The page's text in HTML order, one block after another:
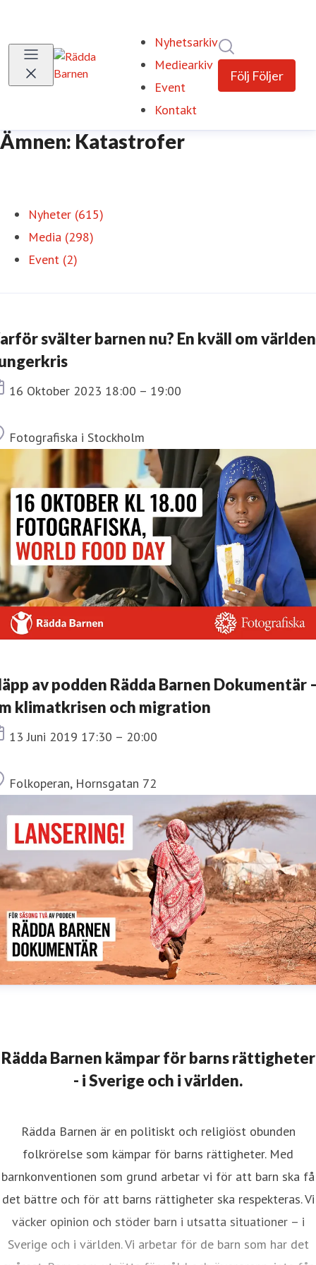
Nyhetsarkiv
Mediearkiv
Event
Kontakt
Följ Följer
Ämnen: Katastrofer
Nyheter (615)
Media (298)
Event (2)
svälter barnen nu? En kväll om
Tid
16 Oktober 2023 18:00 – 19:00
Plats
Fotografiska i Stockholm
av podden Rädda Barnen Dokumentär
klimatkrisen och migration
Tid
13 Juni 2019 17:30 – 20:00
Plats
Folkoperan, Hornsgatan 72
Rädda Barnen kämpar för barns rättigheter
- i Sverige och i världen.
Rädda Barnen är en politiskt och religiöst obunden
folkrörelse som kämpar för barns rättigheter. Med
barnkonventionen som grund arbetar vi för att barn ska få
det bättre och för att barns rättigheter ska respekteras. Vi
väcker opinion och stöder barn i utsatta situationer – i
Sverige och i världen. Vi arbetar för de barn som har det